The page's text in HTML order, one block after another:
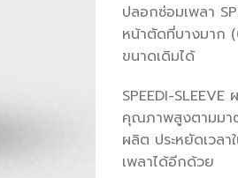
ปลอกซ่อมเพลา
หน้าตัดที่บางมาก
ขนาดเดิมได้
SPEEDI-
คุณภาพสูงตามมา
ผลิต ประหยัดเวลา
เพลาได้อีกด้วย